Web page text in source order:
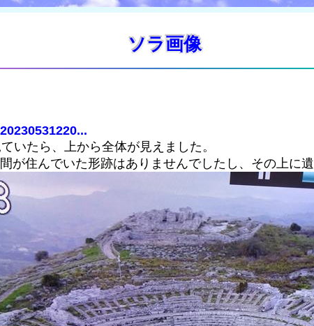
ソラ画像
いたら、上から全体が見えました。
が住んでいた形跡はありませんでしたし、その上に